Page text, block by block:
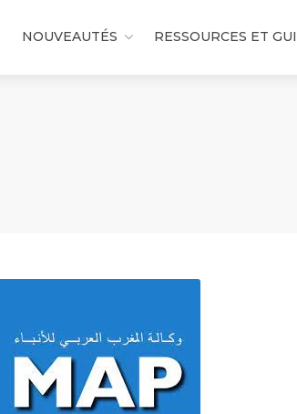
NOUVEAUTÉS RESSOURCES ET